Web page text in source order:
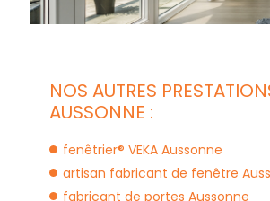
NOS AUTRES
AUSSONNE :
fenêtrier® VEKA Aussonne
artisan fabricant de fenêtre
fabricant de portes Aussonne